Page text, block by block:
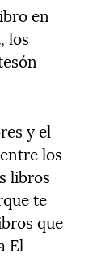
en
los
y el
los
libros
te
que
El